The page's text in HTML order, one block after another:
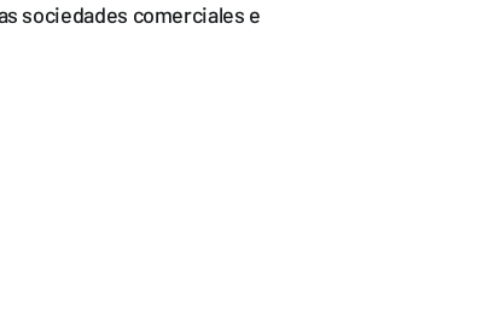
sociedades comerciales e